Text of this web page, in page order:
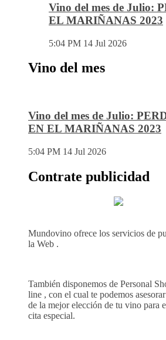
Vino del mes de Julio:
EL MARIÑANAS 2023
5:04 PM 14 Jul 2026
Vino del mes
Vino del mes de Julio:
EN EL MARIÑANAS 2023
5:04 PM 14 Jul 2026
Contrate publicidad
Mundovino ofrece los servicios de
la Web .
También disponemos de Personal
line , con el cual te podemos
de la mejor elección de tu vino para
cita especial.